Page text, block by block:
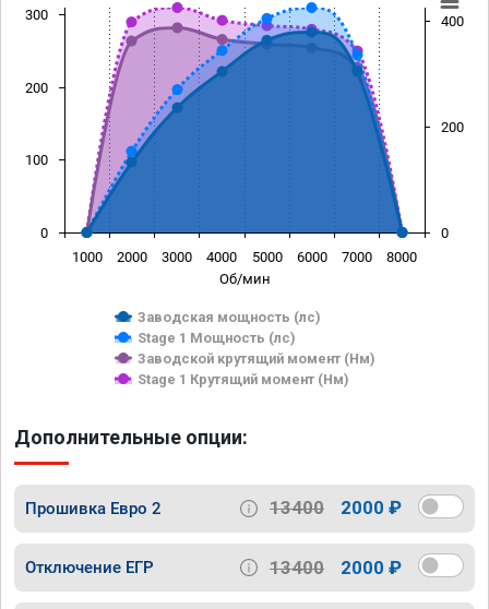
Об/мин
Заводская мощность (лс)
Stage 1 Мощность (лс)
Заводской крутящий момент (Нм)
Stage 1 Крутящий момент (Нм)
1000 2000 3000 4000 5000 6000 7000 8000
0
100
200
300
0
200
400
Дополнительные опции:
Прошивка Евро 2 13400 2000 ₽
Отключение ЕГР 13400 2000 ₽